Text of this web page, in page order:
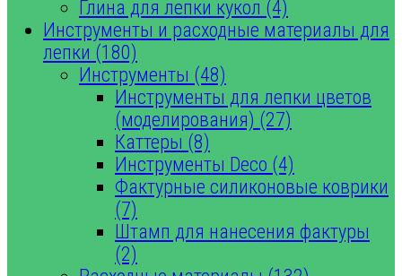
Глина для лепки кукол (4)
Инструменты и расходные материалы для
лепки (180)
Инструменты (48)
Инструменты для лепки цветов
(моделирования) (27)
Каттеры (8)
Инструменты Deco (4)
Фактурные силиконовые коврики
(7)
Штамп для нанесения фактуры
(2)